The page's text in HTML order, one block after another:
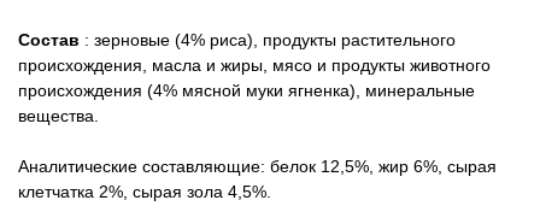
Состав : зерновые (4% риса), продукты растительного
происхождения, масла и жиры, мясо и продукты животного
происхождения (4% мясной муки ягненка), минеральные
вещества.
Аналитические составляющие: белок 12,5%, жир 6%, сырая
клетчатка 2%, сырая зола 4,5%.